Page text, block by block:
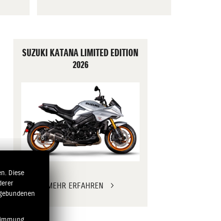
SUZUKI KATANA LIMITED EDITION
2026
MEHR ERFAHREN
Diese